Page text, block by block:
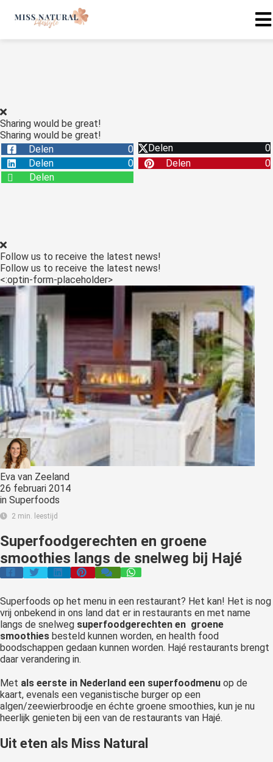
Sharing would be great!
Sharing would be great!
Delen
0 Delen
0
Delen
0 Delen
0
Delen
Follow us to receive the latest news!
Follow us to receive the latest news!
<:optin-form-placeholder>
Eva van Zeeland
26 februari 2014
in Superfoods
2 min. leestijd
Superfoodgerechten en groene
smoothies langs de snelweg bij Hajé
Superfoods op het menu in een restaurant? Het kan! Het is nog
vrij onbekend in ons land dat er in restaurants en met name
langs de snelweg superfoodgerechten en groene
smoothies besteld kunnen worden, en health food
boodschappen gedaan kunnen worden. Hajé restaurants brengt
daar verandering in.
Met als eerste in Nederland een superfoodmenu op de
kaart, evenals een veganistische burger op een
algen/zeewierbroodje en échte groene smoothies, kun je nu
heerlijk genieten bij een van de restaurants van Hajé.
Uit eten als Miss Natural